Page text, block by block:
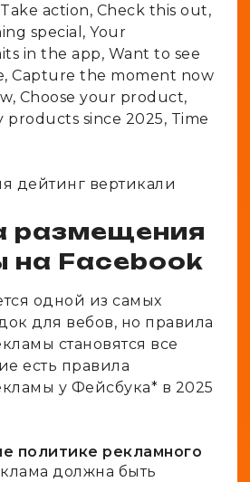
Take action, Check this out,
special, Your
in the app, Want to see
Capture the moment now
Choose your product,
products since 2025, Time
размещения
на Facebook
одной из самых
для вебов, но правила
становятся все
есть правила
у Фейсбука* в 2025
политике рекламного
должна быть